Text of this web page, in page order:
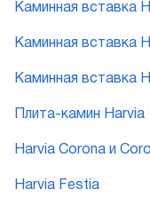
Каминная вставка
Каминная вставка
Каминная вставка
Плита-камин Harvia
Harvia Corona и
Harvia Festia